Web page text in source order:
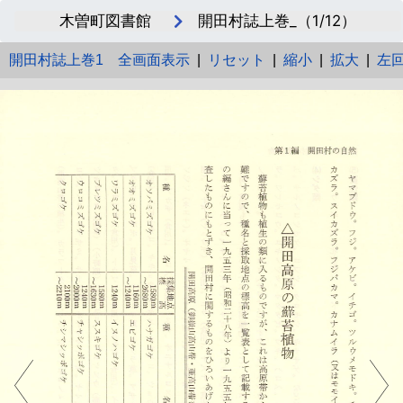
木曽町図書館 開田村誌上巻_（1/12）